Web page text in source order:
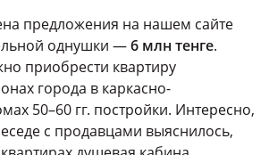
предложения на нашем сайте
однушки —6 млн тенге.
приобрести квартиру
города в каркасно-
50–60 гг. постройки. Интересно,
с продавцами выяснилось,